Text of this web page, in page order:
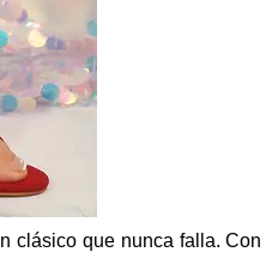
que nunca falla.